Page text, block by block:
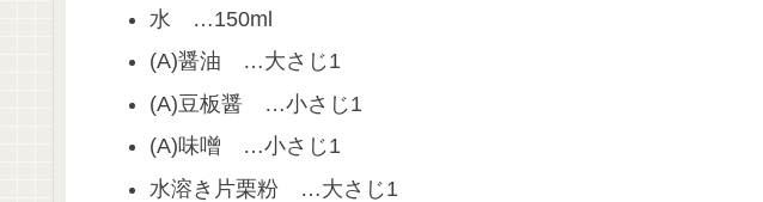
水 …150ml
(A)醤油 …大さじ1
(A)豆板醤 …小さじ1
(A)味噌 …小さじ1
水溶き片栗粉 …大さじ1